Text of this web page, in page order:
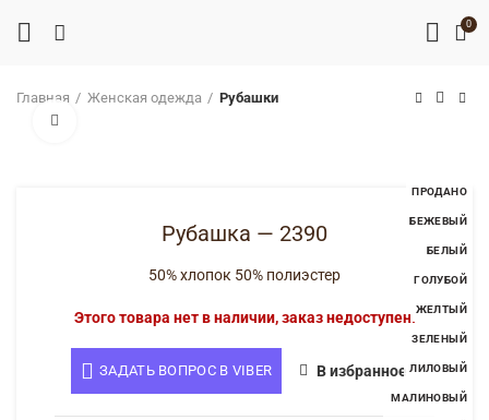
0
Главная Женская одежда Рубашки
ПРОДАНО
БЕЖЕВЫЙ
БЕЛЫЙ
ГОЛУБОЙ
ЖЕЛТЫЙ
ЗЕЛЕНЫЙ
ЛИЛОВЫЙ
МАЛИНОВЫЙ
Рубашка — 2390
50% хлопок 50% полиэстер
Этого товара нет в наличии, заказ недоступен.
ЗАДАТЬ ВОПРОС В VIBER В избранное